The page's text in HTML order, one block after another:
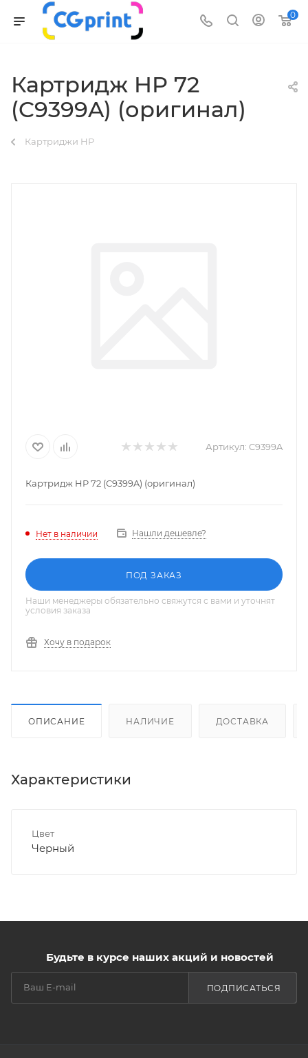
0
Картридж HP 72
(C9399A) (оригинал)
Картриджи HP
Артикул: C9399A
Картридж HP 72 (C9399A) (оригинал)
Нет в наличии Нашли дешевле?
ПОД ЗАКАЗ
Наши менеджеры обязательно свяжутся с вами и уточнят
условия заказа
Хочу в подарок
ОПИСАНИЕ НАЛИЧИЕ ДОСТАВКА
Характеристики
Цвет
Черный
Будьте в курсе наших акций и новостей
ПОДПИСАТЬСЯ